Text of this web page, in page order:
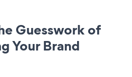
Guesswork of
Your Brand